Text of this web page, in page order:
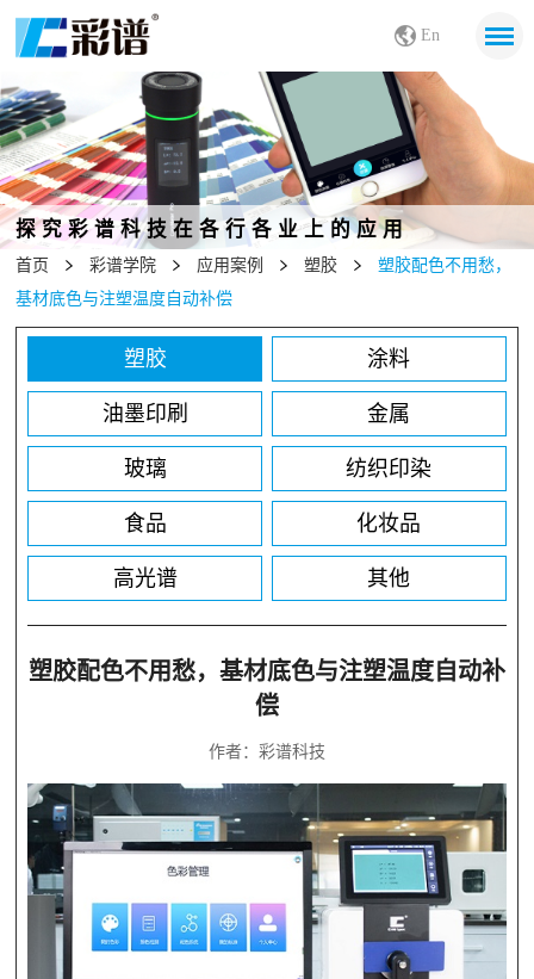
En
探究彩谱科技在各行各业上的应用
首页 彩谱学院 应用案例 塑胶
塑胶配色不用愁，
基材底色与注塑温度自动补偿
塑胶 涂料
油墨印刷 金属
玻璃 纺织印染
食品 化妆品
高光谱 其他
塑胶配色不用愁，基材底色与注塑温度自动补
偿
作者：彩谱科技